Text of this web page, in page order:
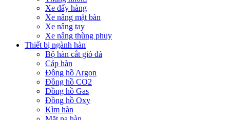
Xe đẩy hàng
Xe nâng mặt bàn
Xe nâng tay
Xe nâng thùng phuy
Thiết bị ngành hàn
Bộ hàn cắt gió đá
Cáp hàn
Đồng hồ Argon
Đồng hồ CO2
Đồng hồ Gas
Đồng hồ Oxy
Kìm hàn